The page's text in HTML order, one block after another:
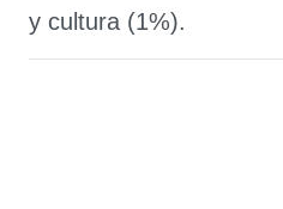
y cultura (1%).